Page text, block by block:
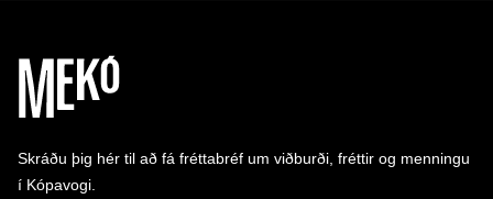
Skráðu þig hér til að fá fréttabréf um viðburði, fréttir og menningu
í Kópavogi.